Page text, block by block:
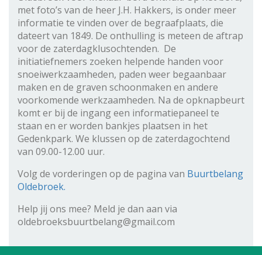
met foto’s van de heer J.H. Hakkers, is onder meer
informatie te vinden over de begraafplaats, die
dateert van 1849. De onthulling is meteen de aftrap
voor de zaterdagklusochtenden. De
initiatiefnemers zoeken helpende handen voor
snoeiwerkzaamheden, paden weer begaanbaar
maken en de graven schoonmaken en andere
voorkomende werkzaamheden. Na de opknapbeurt
komt er bij de ingang een informatiepaneel te
staan en er worden bankjes plaatsen in het
Gedenkpark. We klussen op de zaterdagochtend
van 09.00-12.00 uur.
Volg de vorderingen op de pagina van Buurtbelang
Oldebroek.
Help jij ons mee? Meld je dan aan via
oldebroeksbuurtbelang@gmail.com